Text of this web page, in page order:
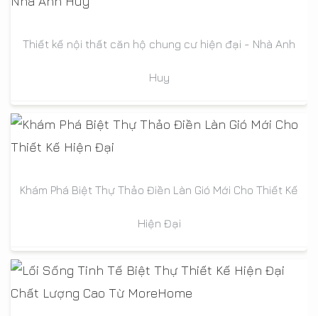
Thiết kế nội thất căn hộ chung cư hiện đại - Nhà Anh
Huy
Khám Phá Biệt Thự Thảo Điền Làn Gió Mới Cho Thiết Kế
Hiện Đại